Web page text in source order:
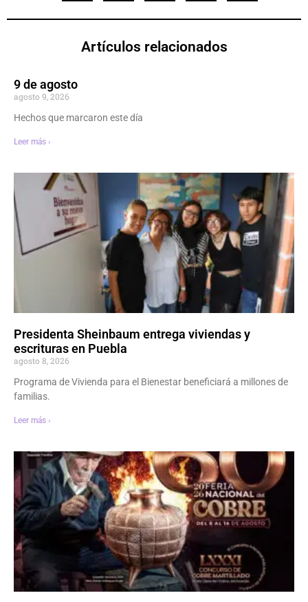
Artículos relacionados
9 de agosto
agosto 9, 2026
Hechos que marcaron este día
Leer más ›
Presidenta Sheinbaum entrega viviendas y
escrituras en Puebla
agosto 8, 2026
Programa de Vivienda para el Bienestar beneficiará a millones de
familias.
Leer más ›